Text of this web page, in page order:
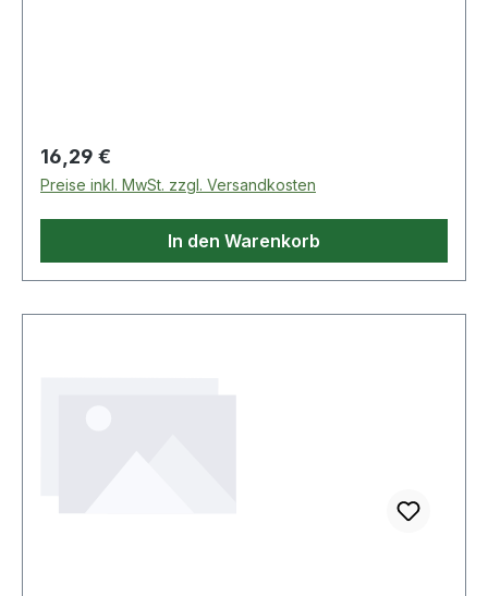
Regulärer Preis:
16,29 €
Preise inkl. MwSt. zzgl. Versandkosten
In den Warenkorb